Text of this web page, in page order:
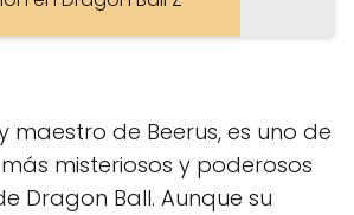
maestro de Beerus, es uno de
misteriosos y poderosos
Dragon Ball. Aunque su